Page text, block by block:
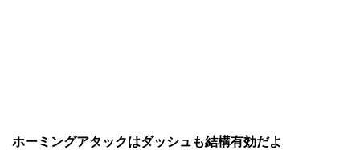
ホーミングアタックはダッシュも結構有効だよ